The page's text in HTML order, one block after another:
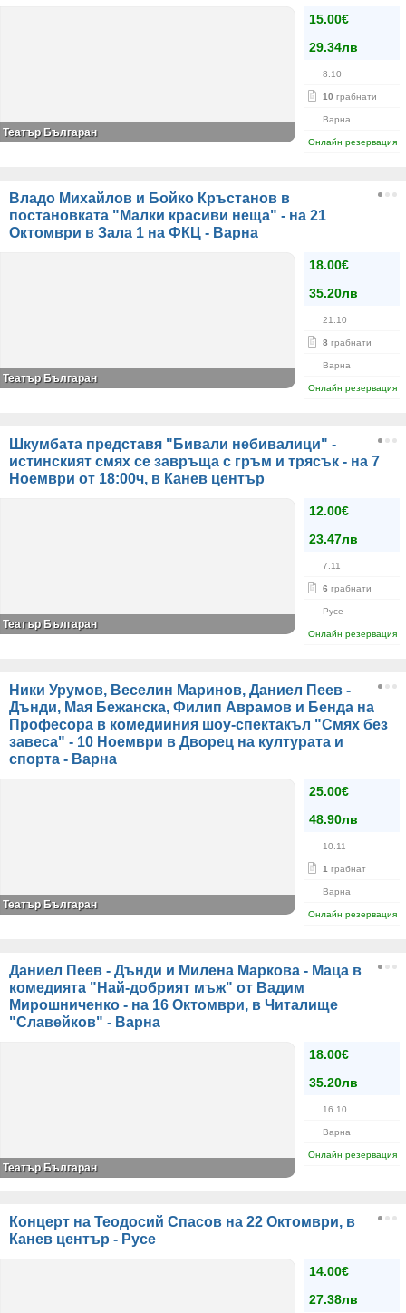
15.00€
29.34лв
8.10
10 грабнати
Варна
Онлайн резервация
Театър Българан
Владо Михайлов и Бойко Кръстанов в
постановката "Малки красиви неща" - на 21
Октомври в Зала 1 на ФКЦ - Варна
18.00€
35.20лв
21.10
8 грабнати
Варна
Онлайн резервация
Театър Българан
Шкумбата представя "Бивали небивалици" -
истинският смях се завръща с гръм и трясък - на 7
Ноември от 18:00ч, в Канев център
12.00€
23.47лв
7.11
6 грабнати
Русе
Онлайн резервация
Театър Българан
Ники Урумов, Веселин Маринов, Даниел Пеев -
Дънди, Мая Бежанска, Филип Аврамов и Бенда на
Професора в комедииния шоу-спектакъл "Смях без
завеса" - 10 Ноември в Дворец на културата и
спорта - Варна
25.00€
48.90лв
10.11
1 грабнат
Варна
Онлайн резервация
Театър Българан
Даниел Пеев - Дънди и Милена Маркова - Маца в
комедията "Най-добрият мъж" от Вадим
Мирошниченко - на 16 Октомври, в Читалище
"Славейков" - Варна
18.00€
35.20лв
16.10
Варна
Онлайн резервация
Театър Българан
Концерт на Теодосий Спасов на 22 Октомври, в
Канев център - Русе
14.00€
27.38лв